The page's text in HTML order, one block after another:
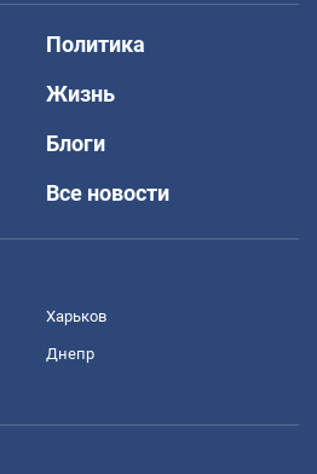
Политика
Жизнь
Блоги
Все новости
Харьков
Днепр